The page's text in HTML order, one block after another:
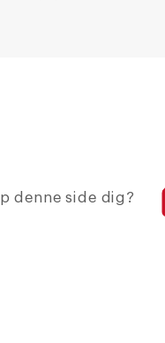
denne side dig?